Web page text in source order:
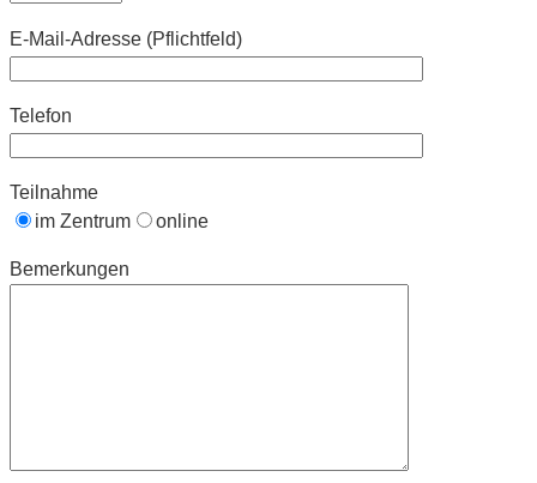
E-Mail-Adresse (Pflichtfeld)
Telefon
Teilnahme
im Zentrum
online
Bemerkungen